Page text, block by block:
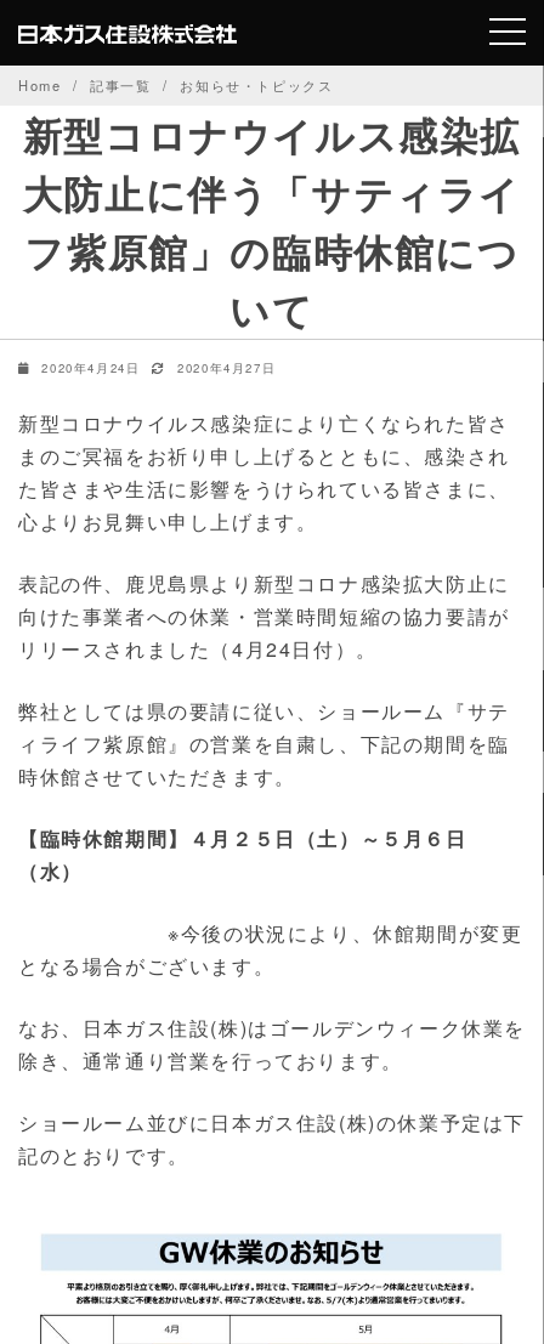
to
content
Home 記事一覧 お知らせ・トピックス
新型コロナウイルス感染拡
大防止に伴う「サティライ
フ紫原館」の臨時休館につ
いて
2020年4月24日 2020年4月27日
新型コロナウイルス感染症により亡くなられた皆さ
まのご冥福をお祈り申し上げるとともに、感染され
た皆さまや生活に影響をうけられている皆さまに、
心よりお見舞い申し上げます。
表記の件、鹿児島県より新型コロナ感染拡大防止に
向けた事業者への休業・営業時間短縮の協力要請が
リリースされました（4月24日付）。
弊社としては県の要請に従い、ショールーム『サテ
ィライフ紫原館』の営業を自粛し、下記の期間を臨
時休館させていただきます。
【臨時休館期間】４月２５日（土）～５月６日
（水）
※今後の状況により、休館期間が変更
となる場合がございます。
なお、日本ガス住設(株)はゴールデンウィーク休業を
除き、通常通り営業を行っております。
ショールーム並びに日本ガス住設(株)の休業予定は下
記のとおりです。